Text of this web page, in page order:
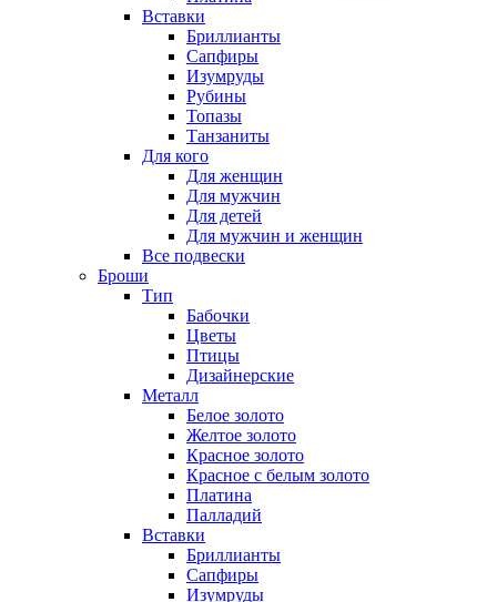
Вставки
Бриллианты
Сапфиры
Изумруды
Рубины
Топазы
Танзаниты
Для кого
Для женщин
Для мужчин
Для детей
Для мужчин и женщин
Все подвески
Броши
Тип
Бабочки
Цветы
Птицы
Дизайнерские
Металл
Белое золото
Желтое золото
Красное золото
Красное с белым золото
Платина
Палладий
Вставки
Бриллианты
Сапфиры
Изумруды